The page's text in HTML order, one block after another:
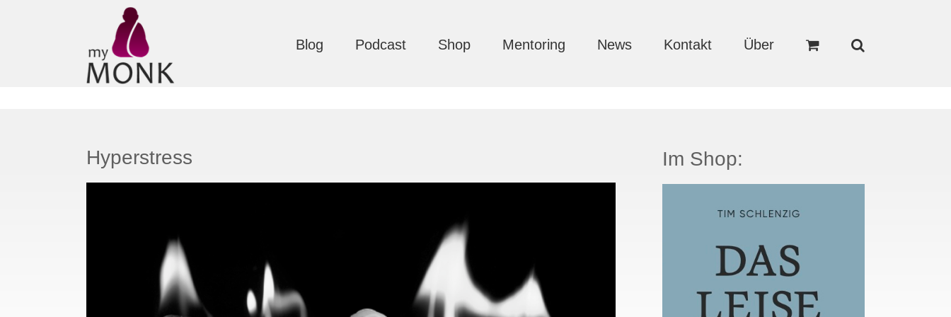
Blog Podcast Shop Mentoring News Kontakt Über
Hyperstress Im Shop: